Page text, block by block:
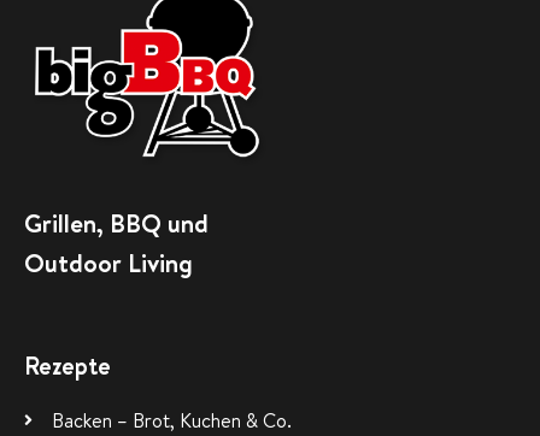
Grillen, BBQ und
Outdoor Living
Rezepte
Backen – Brot, Kuchen & Co.